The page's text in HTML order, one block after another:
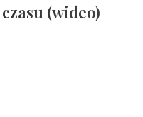
(wideo)